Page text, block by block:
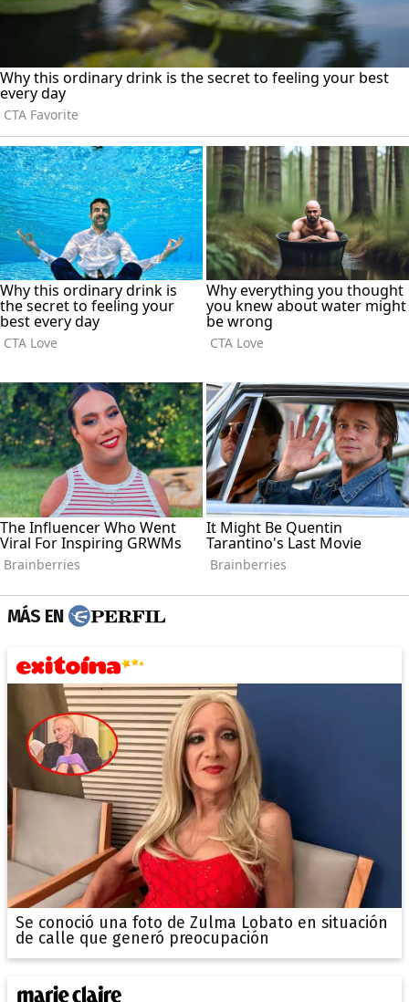
MÁS EN
Se conoció una foto de Zulma Lobato en situación
de calle que generó preocupación